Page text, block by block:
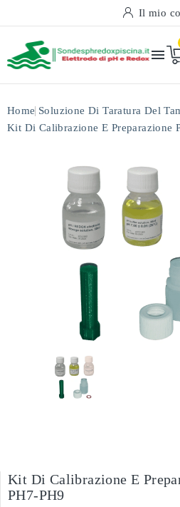
Il mio

Home Soluzione Di Taratura Del
Kit Di Calibrazione E Preparazione
Kit Di Calibrazione E
PH7-PH9